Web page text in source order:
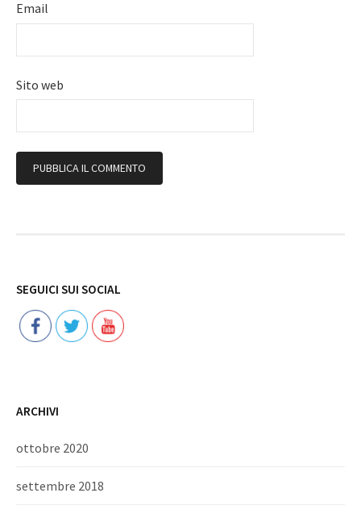
Email
Sito web
SEGUICI SUI SOCIAL
ARCHIVI
ottobre 2020
settembre 2018